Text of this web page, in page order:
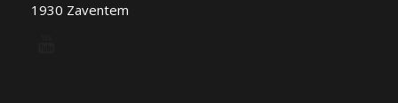
1930 Zaventem